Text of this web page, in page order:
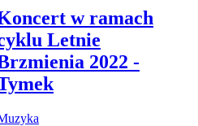
w ramach
Letnie
2022 -